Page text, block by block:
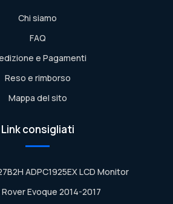
Chi siamo
FAQ
e Pagamenti
Reso e rimborso
Mappa del sito
Link consigliati
ADPC1925EX LCD Monitor
Evoque 2014-2017